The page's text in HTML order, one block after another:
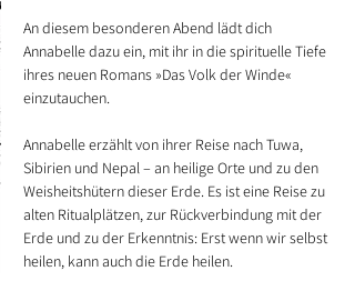
An diesem besonderen Abend lädt dich
Annabelle dazu ein, mit ihr in die spirituelle Tiefe
ihres neuen Romans »Das Volk der Winde«
einzutauchen.
Annabelle erzählt von ihrer Reise nach Tuwa,
Sibirien und Nepal – an heilige Orte und zu den
Weisheitshütern dieser Erde. Es ist eine Reise zu
alten Ritualplätzen, zur Rückverbindung mit der
Erde und zu der Erkenntnis: Erst wenn wir selbst
heilen, kann auch die Erde heilen.